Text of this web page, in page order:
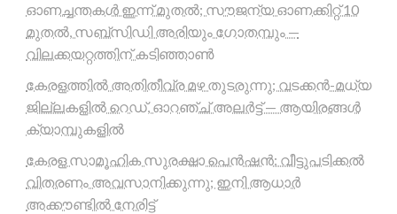
ഓണച്ചന്തകൾ ഇന്ന് മുതൽ; സൗജന്യ ഓണക്കിറ്റ് 10
മുതൽ, സബ്സിഡി അരിയും ഗോതമ്പും —
വിലക്കയറ്റത്തിന് കടിഞ്ഞാൺ
കേരളത്തിൽ അതിതീവ്ര മഴ തുടരുന്നു; വടക്കൻ-മധ്യ
ജില്ലകളിൽ റെഡ്, ഓറഞ്ച് അലർട്ട് — ആയിരങ്ങൾ
ക്യാമ്പുകളിൽ
കേരള സാമൂഹിക സുരക്ഷാ പെൻഷൻ: വീട്ടുപടിക്കൽ
വിതരണം അവസാനിക്കുന്നു; ഇനി ആധാർ
അക്കൗണ്ടിൽ നേരിട്ട്